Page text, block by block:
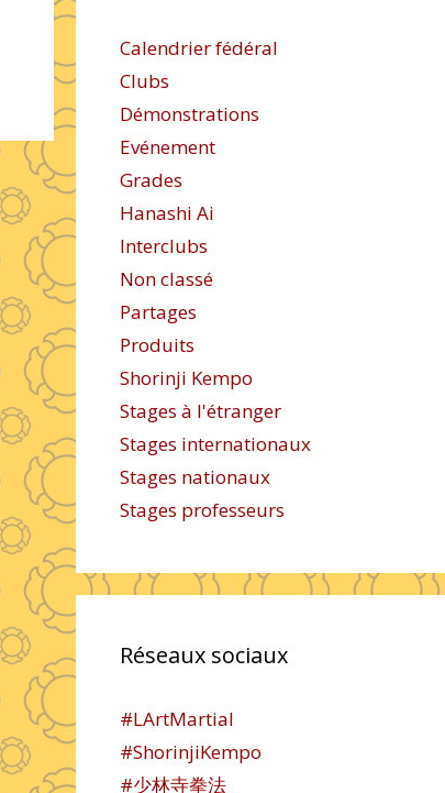
Calendrier fédéral
Clubs
Démonstrations
Evénement
Grades
Hanashi Ai
Interclubs
Non classé
Partages
Produits
Shorinji Kempo
Stages à l'étranger
Stages internationaux
Stages nationaux
Stages professeurs
Réseaux sociaux
#LArtMartial
#ShorinjiKempo
#少林寺拳法